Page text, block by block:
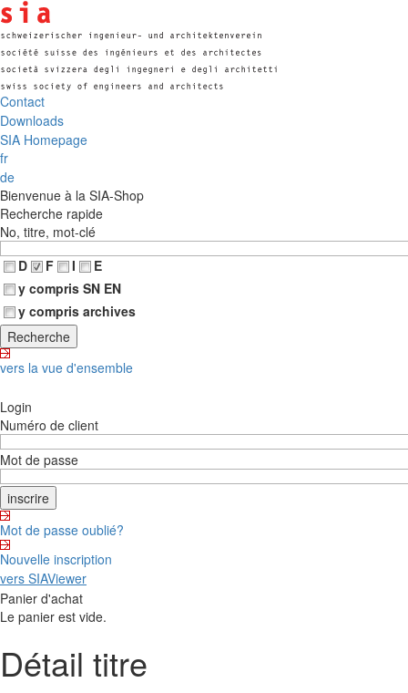
Contact
Downloads
SIA Homepage
fr
de
Bienvenue à la SIA-Shop
Recherche rapide
No, titre, mot-clé
D
F I
E
y compris SN EN
y compris archives
vers la vue d'ensemble
Login
Numéro de client
Mot de passe
Mot de passe oublié?
Nouvelle inscription
vers SIAViewer
Panier d'achat
Le panier est vide.
Détail titre